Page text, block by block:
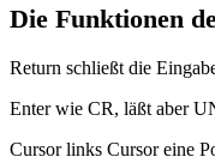
Die Funktionen
Return schließt die
Enter wie CR, läßt aber
Cursor links Cursor eine